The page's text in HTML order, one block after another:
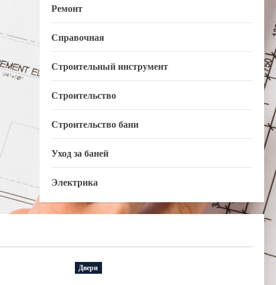
Ремонт
Справочная
Строительный инструмент
Строительство
Строительство бани
Уход за баней
Электрика
Двери